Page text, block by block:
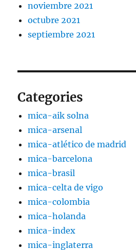
noviembre 2021
octubre 2021
septiembre 2021
Categories
mica-aik solna
mica-arsenal
mica-atlético de madrid
mica-barcelona
mica-brasil
mica-celta de vigo
mica-colombia
mica-holanda
mica-index
mica-inglaterra